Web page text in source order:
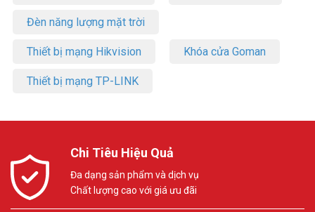
Đèn năng lượng mặt trời
Thiết bị mạng Hikvision Khóa cửa Goman
Thiết bị mạng TP-LINK
Chi Tiêu Hiệu Quả
Đa dạng sản phẩm và dịch vụ
Chất lượng cao với giá ưu đãi